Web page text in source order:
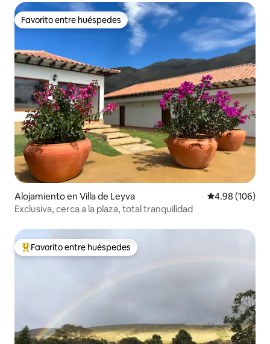
Favorito entre huéspedes
Favorito entre huéspedes
Alojamiento en Villa de Leyva Calificación
4.98 (106)
Exclusiva, cerca a la plaza, total tranquilidad
Favorito entre huéspedes preferido
Favorito entre huéspedes